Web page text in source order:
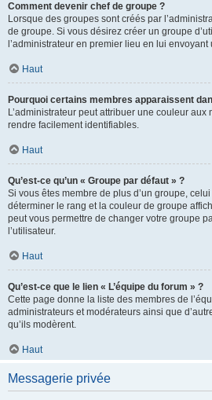
Comment devenir chef de groupe ?
Lorsque des groupes sont créés par
de groupe. Si vous désirez créer un groupe
l’administrateur en premier lieu en lui
Haut
Pourquoi certains membres apparaissent
L’administrateur peut attribuer une couleur aux
rendre facilement identifiables.
Haut
Qu’est-ce qu’un « Groupe par défaut » ?
Si vous êtes membre de plus d’un groupe,
déterminer le rang et la couleur de groupe
peut vous permettre de changer votre groupe
l’utilisateur.
Haut
Qu’est-ce que le lien « L’équipe du forum » ?
Cette page donne la liste des membres de
administrateurs et modérateurs ainsi que
qu’ils modèrent.
Haut
Messagerie privée